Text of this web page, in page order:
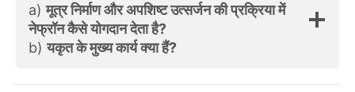
a)मूत्र निर्माण और अपशिष्ट उत्सर्जन की प्रक्रिया में
नेफ्रॉन कैसे योगदान देता है?
b)यकृत के मुख्य कार्य क्या हैं?